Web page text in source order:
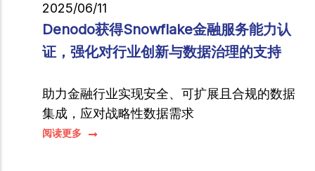
2025/06/11
Denodo获得Snowflake金融服务能力认
证，强化对行业创新与数据治理的支持
助力金融行业实现安全、可扩展且合规的数据
集成，应对战略性数据需求
阅读更多